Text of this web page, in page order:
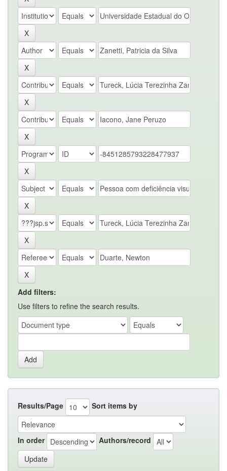
Add filters:
Use filters to refine the search results.
Results/Page Sort items by
In order Authors/record